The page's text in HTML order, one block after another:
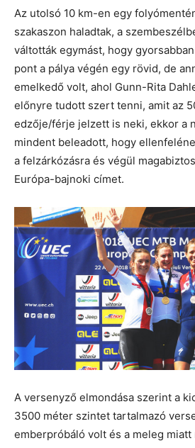
Az utolsó 10 km-en egy
szakaszon haladtak, a
váltották egymást, hogy
pont a pálya végén egy rövid, de
emelkedő volt, ahol Gunn-Rita
előnyre tudott szert tenni, amit az
edzője/férje jelzett is neki, ekkor a
mindent beleadott, hogy
a felzárkózásra és végül
Európa-bajnoki címet.
A versenyző elmondása szerint a
3500 méter szintet tartalmazó
emberpróbáló volt és a meleg